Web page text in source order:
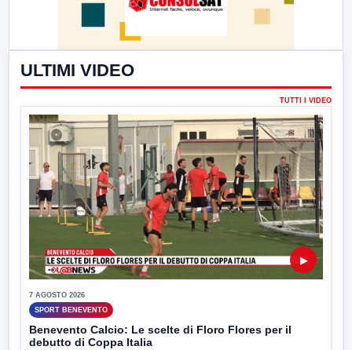
ULTIMI VIDEO
TUTTI I VIDEO
▶
7 AGOSTO 2026
SPORT BENEVENTO
Benevento Calcio: Le scelte di Floro Flores per il
debutto di Coppa Italia